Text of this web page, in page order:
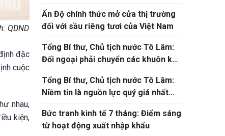
QDND
đặc
cuộc
nhau,
kiện,
thứ 2
Ấn Độ chính thức mở cửa thị trường
đối với sầu riêng tươi của Việt Nam
Tổng Bí thư, Chủ tịch nước Tô Lâm:
Đối ngoại phải chuyển các khuôn khổ
hợp tác thành dự án cụ thể, lấy hiệu
quả thực chất làm thước đo
Tổng Bí thư, Chủ tịch nước Tô Lâm:
Niềm tin là nguồn lực quý giá nhất
của hoạt động nhân đạo
Bức tranh kinh tế 7 tháng: Điểm sáng
từ hoạt động xuất nhập khẩu